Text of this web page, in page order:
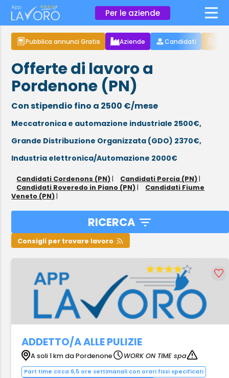
Per le aziende ×
Pubblica annunci Gratis Aziende Candidati
Offerte di lavoro a
Pordenone (PN)
Con stipendio fino a 2500 €/mese
Meccatronica e automazione industriale 2500€,
Grande Distribuzione Organizzata (GDO) 2370€,
Industria elettronica/Automazione 2000€
Candidati Cordenons (PN) | Candidati Porcia (PN) |
Candidati Roveredo in Piano (PN) |
Candidati Fiume
Veneto (PN) |
RICERCA
Consigli per trovare lavoro
ADDETTO/A ALLE PULIZIE
A soli 1 km da Pordenone WORK ON TIME spa
Part time circa 6,5 ore settimanali con orari fissi specificati